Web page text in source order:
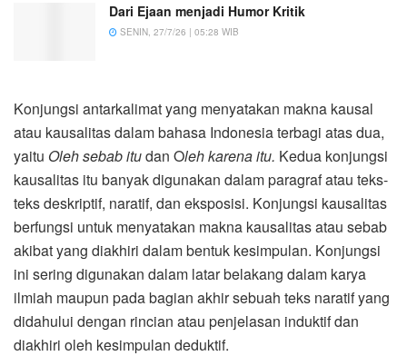
Dari Ejaan menjadi Humor Kritik
SENIN, 27/7/26 | 05:28 WIB
Konjungsi antarkalimat yang menyatakan makna kausal
atau kausalitas dalam bahasa Indonesia terbagi atas dua,
yaitu Oleh sebab itudan Oleh karena itu. Kedua konjungsi
kausalitas itu banyak digunakan dalam paragraf atau teks-
teks deskriptif, naratif, dan eksposisi. Konjungsi kausalitas
berfungsi untuk menyatakan makna kausalitas atau sebab
akibat yang diakhiri dalam bentuk kesimpulan. Konjungsi
ini sering digunakan dalam latar belakang dalam karya
ilmiah maupun pada bagian akhir sebuah teks naratif yang
didahului dengan rincian atau penjelasan induktif dan
diakhiri oleh kesimpulan deduktif.